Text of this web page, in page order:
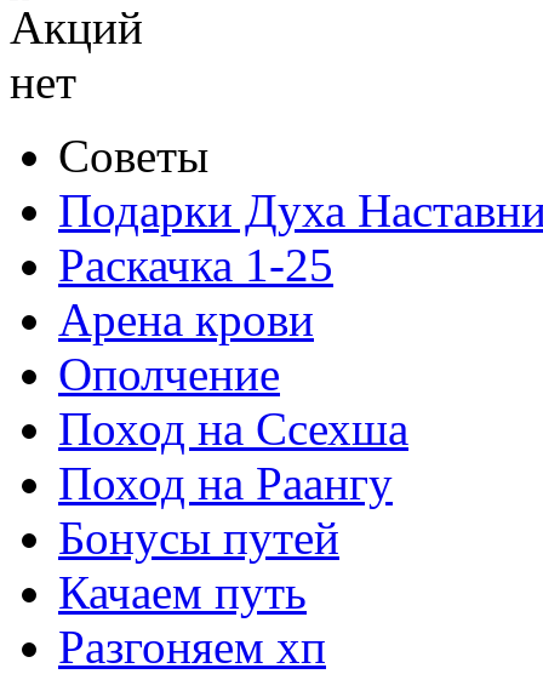
Советы
Подарки Духа
Раскачка 1-25
Арена крови
Ополчение
Поход на Ссехша
Поход на Раангу
Бонусы путей
Качаем путь
Разгоняем хп